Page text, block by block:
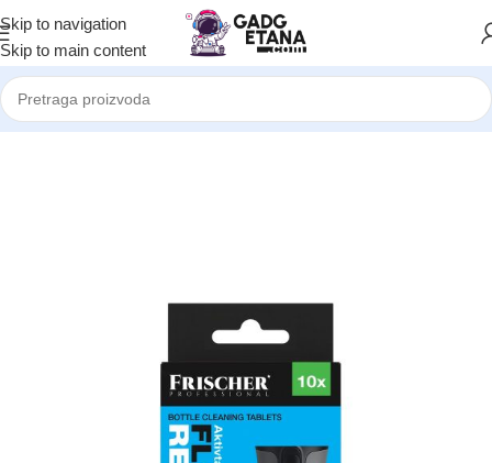
Skip to navigation
Skip to main content
Početna Proizvodi za čišćenje